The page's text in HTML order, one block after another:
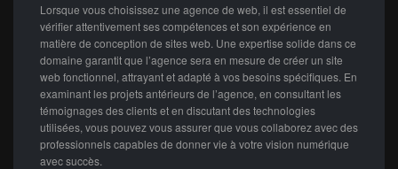
Lorsque vous choisissez une agence de web, il est essentiel de
vérifier attentivement ses compétences et son expérience en
matière de conception de sites web. Une expertise solide dans ce
domaine garantit que l’agence sera en mesure de créer un site
web fonctionnel, attrayant et adapté à vos besoins spécifiques. En
examinant les projets antérieurs de l’agence, en consultant les
témoignages des clients et en discutant des technologies
utilisées, vous pouvez vous assurer que vous collaborez avec des
professionnels capables de donner vie à votre vision numérique
avec succès.